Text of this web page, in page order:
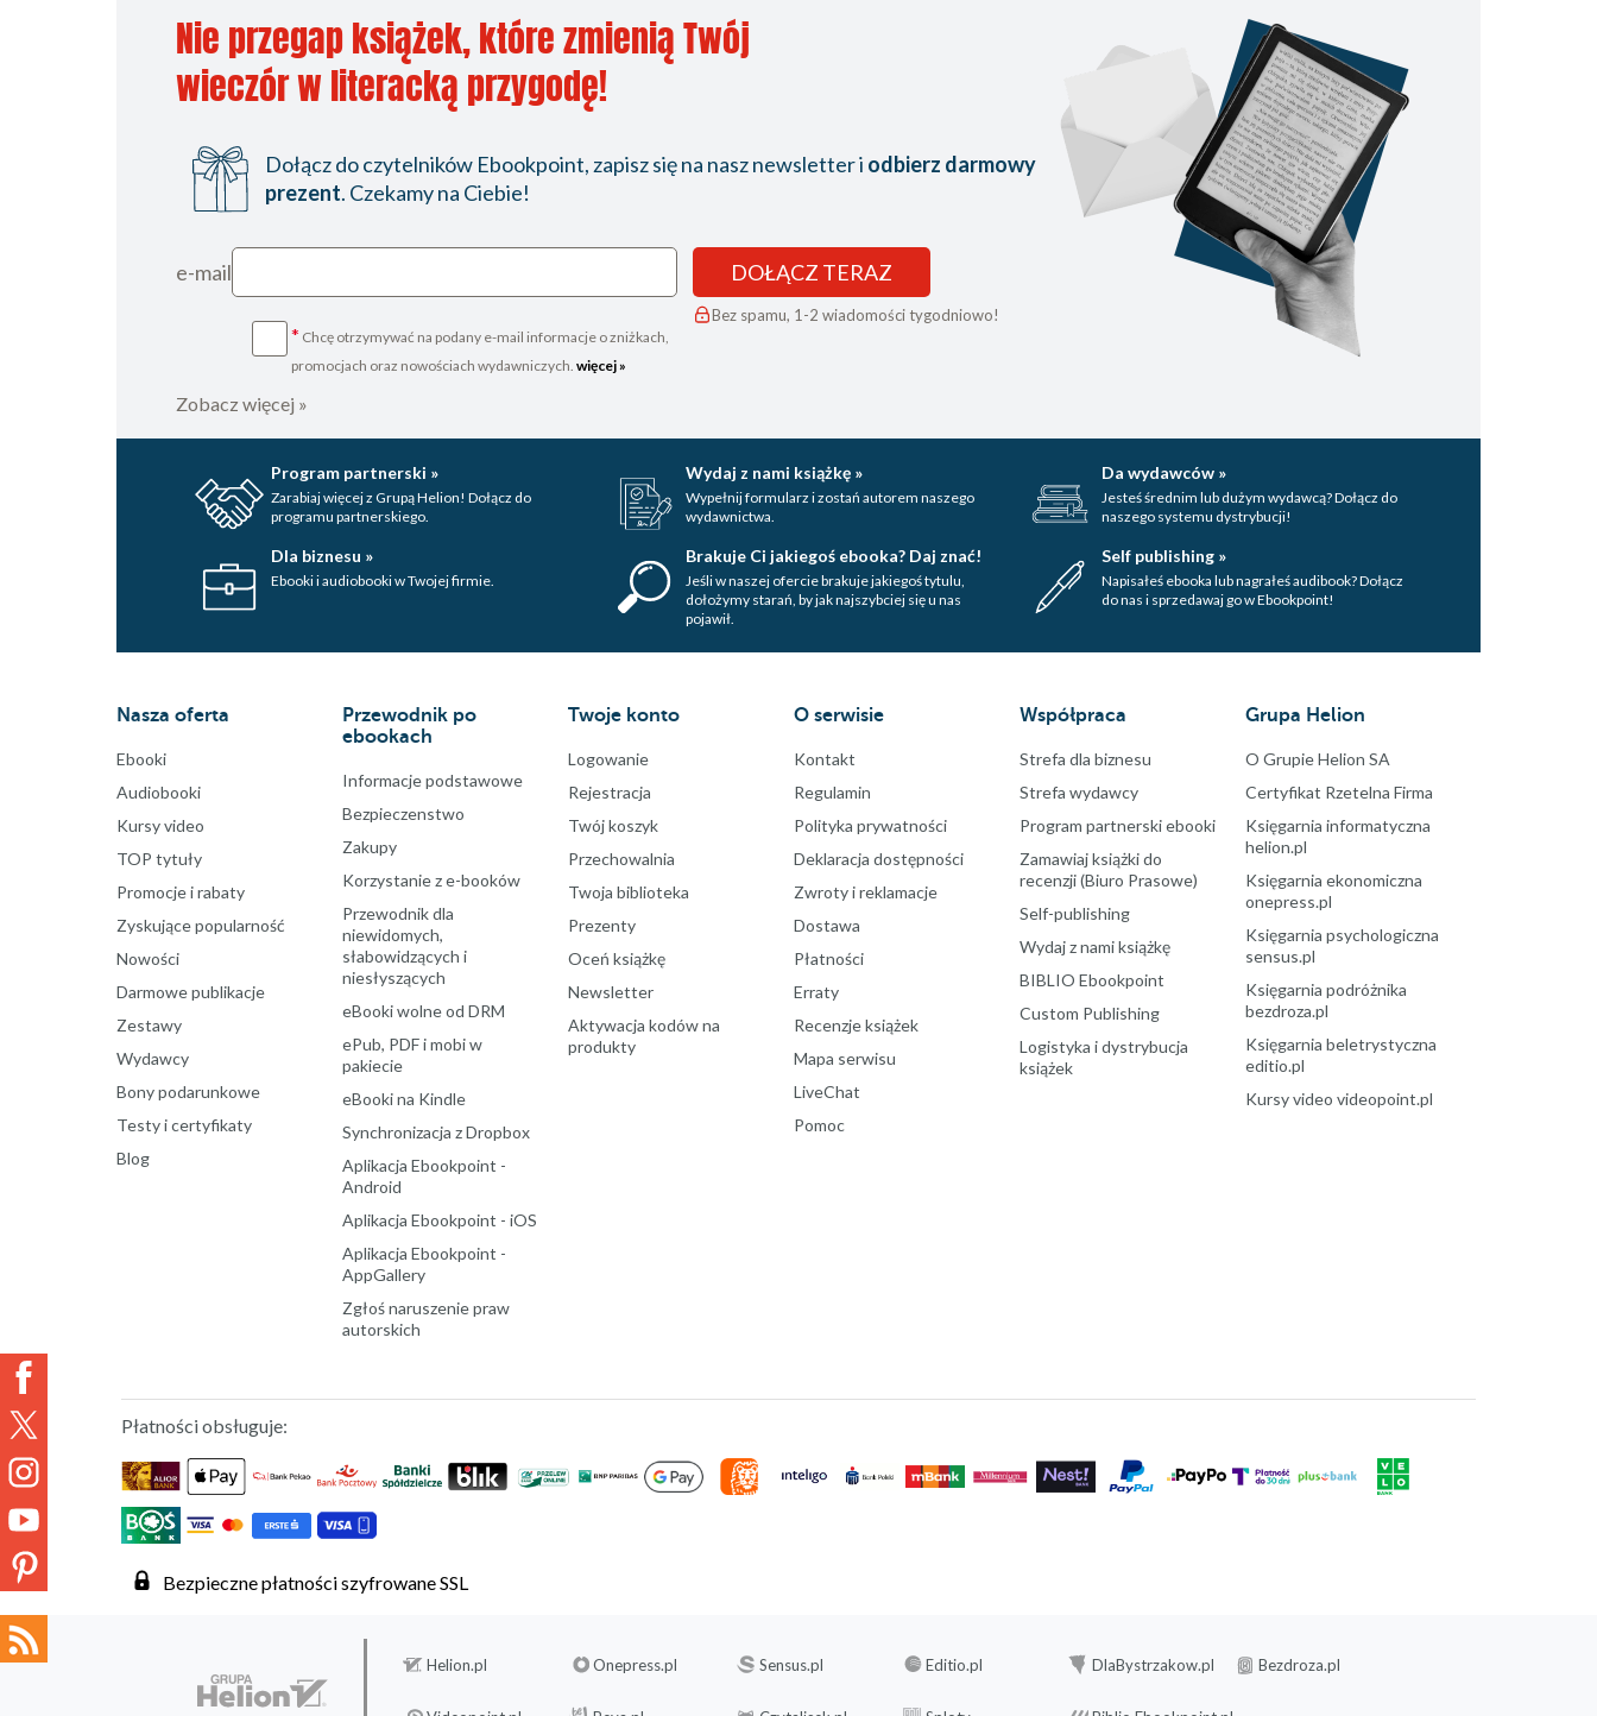
Nie przegap książek, które zmienią Twój
wieczór w literacką przygodę!
Dołącz do czytelników Ebookpoint, zapisz się na nasz newsletter i odbierz darmowy
prezent. Czekamy na Ciebie!
e-mail
* Chcę otrzymywać na podany e-mail informacje o zniżkach,
promocjach oraz nowościach wydawniczych. więcej »
DOŁĄCZ TERAZ
Bez spamu, 1-2 wiadomości tygodniowo!
Zobacz więcej »
Program partnerski »
Zarabiaj więcej z Grupą Helion! Dołącz do
programu partnerskiego.
Wydaj z nami książkę »
Wypełnij formularz i zostań autorem naszego
wydawnictwa.
Da wydawców »
Jesteś średnim lub dużym wydawcą? Dołącz do
naszego systemu dystrybucji!
Dla biznesu »
Ebooki i audiobooki w Twojej firmie.
Brakuje Ci jakiegoś ebooka? Daj znać!
Jeśli w naszej ofercie brakuje jakiegoś tytulu,
dołożymy starań, by jak najszybciej się u nas
pojawił.
Self publishing »
Napisałeś ebooka lub nagrałeś audibook? Dołącz
do nas i sprzedawaj go w Ebookpoint!
Nasza oferta
Ebooki
Audiobooki
Kursy video
TOP tytuły
Promocje i rabaty
Zyskujące popularność
Nowości
Darmowe publikacje
Zestawy
Wydawcy
Bony podarunkowe
Testy i certyfikaty
Blog
Przewodnik po
ebookach
Informacje podstawowe
Bezpieczenstwo
Zakupy
Korzystanie z e-booków
Przewodnik dla
niewidomych,
słabowidzących i
niesłyszących
eBooki wolne od DRM
ePub, PDF i mobi w
pakiecie
eBooki na Kindle
Synchronizacja z Dropbox
Aplikacja Ebookpoint -
Android
Aplikacja Ebookpoint - iOS
Aplikacja Ebookpoint -
AppGallery
Zgłoś naruszenie praw
autorskich
Twoje konto
Logowanie
Rejestracja
Twój koszyk
Przechowalnia
Twoja biblioteka
Prezenty
Oceń książkę
Newsletter
Aktywacja kodów na
produkty
O serwisie
Kontakt
Regulamin
Polityka prywatności
Deklaracja dostępności
Zwroty i reklamacje
Dostawa
Płatności
Erraty
Recenzje książek
Mapa serwisu
LiveChat
Pomoc
Współpraca
Strefa dla biznesu
Strefa wydawcy
Program partnerski ebooki
Zamawiaj książki do
recenzji (Biuro Prasowe)
Self-publishing
Wydaj z nami książkę
BIBLIO Ebookpoint
Custom Publishing
Logistyka i dystrybucja
książek
Grupa Helion
O Grupie Helion SA
Certyfikat Rzetelna Firma
Księgarnia informatyczna
helion.pl
Księgarnia ekonomiczna
onepress.pl
Księgarnia psychologiczna
sensus.pl
Księgarnia podróżnika
bezdroza.pl
Księgarnia beletrystyczna
editio.pl
Kursy video videopoint.pl
Płatności obsługuje:
Bezpieczne płatności szyfrowane SSL
Helion.pl Onepress.pl Sensus.pl Editio.pl DlaBystrzakow.pl Bezdroza.pl